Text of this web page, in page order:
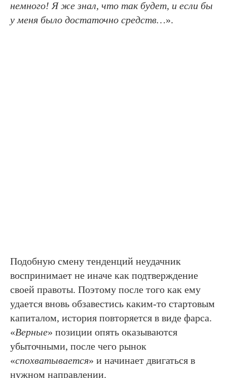
немного! Я же знал, что так будет, и если бы
у меня было достаточно средств…».
Подобную смену тенденций неудачник
воспринимает не иначе как подтверждение
своей правоты. Поэтому после того как ему
удается вновь обзавестись каким-то стартовым
капиталом, история повторяется в виде фарса.
«Верные» позиции опять оказываются
убыточными, после чего рынок
«спохватывается» и начинает двигаться в
нужном направлении.